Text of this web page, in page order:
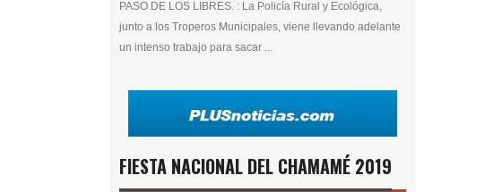
PASO DE LOS LIBRES. : La Policía Rural y Ecológica,
junto a los Troperos Municipales, viene llevando adelante
un intenso trabajo para sacar ...
FIESTA NACIONAL DEL CHAMAMÉ 2019